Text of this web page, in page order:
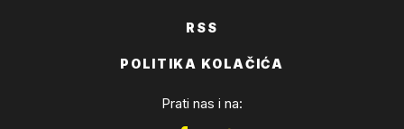
RSS
POLITIKA KOLAČIĆA
Prati nas i na: